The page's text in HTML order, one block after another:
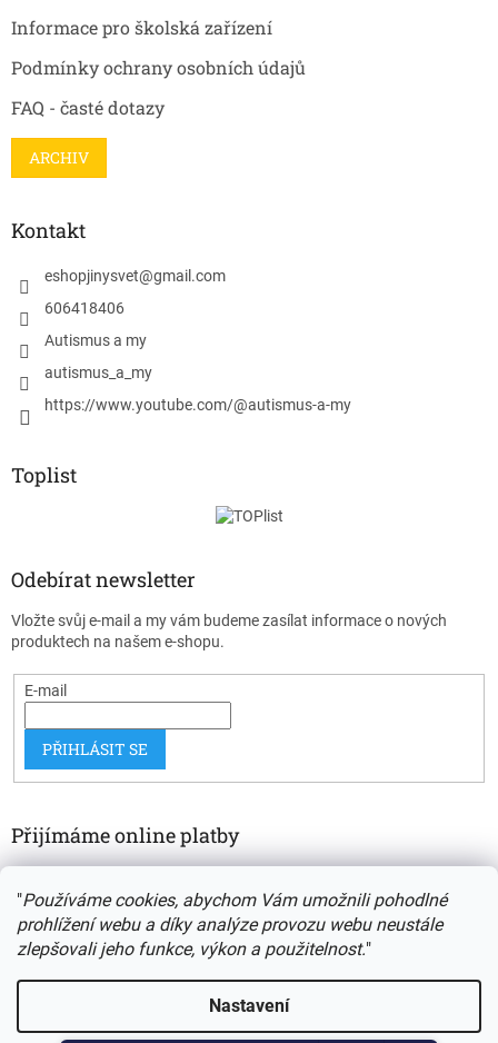
"Používáme cookies, abychom Vám umožnili pohodlné
prohlížení webu a díky analýze provozu webu neustále
zlepšovali jeho funkce, výkon a použitelnost."
Nastavení
Informace pro školská zařízení
Podmínky ochrany osobních údajů
FAQ - časté dotazy
ARCHIV
Kontakt
eshopjinysvet@gmail.com
606418406
Autismus a my
autismus_a_my
https://www.youtube.com/@autismus-a-my
Toplist
Odebírat newsletter
Vložte svůj e-mail a my vám budeme zasílat informace o nových
produktech na našem e-shopu.
E-mail
PŘIHLÁSIT SE
Přijímáme online platby